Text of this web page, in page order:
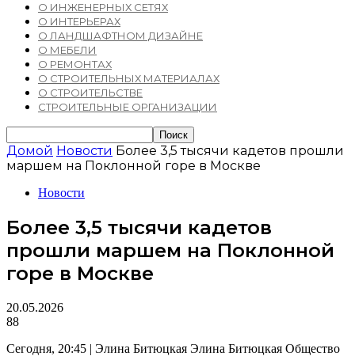
О ИНЖЕНЕРНЫХ СЕТЯХ
О ИНТЕРЬЕРАХ
О ЛАНДШАФТНОМ ДИЗАЙНЕ
О МЕБЕЛИ
О РЕМОНТАХ
О СТРОИТЕЛЬНЫХ МАТЕРИАЛАХ
О СТРОИТЕЛЬСТВЕ
СТРОИТЕЛЬНЫЕ ОРГАНИЗАЦИИ
Домой Новости Более 3,5 тысячи кадетов прошли
маршем на Поклонной горе в Москве
Новости
Более 3,5 тысячи кадетов
прошли маршем на Поклонной
горе в Москве
20.05.2026
88
Сегодня, 20:45 | Элина Битюцкая Элина Битюцкая Общество